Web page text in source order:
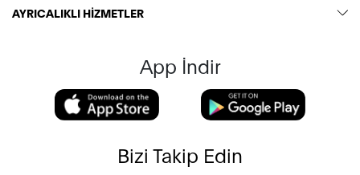
AYRICALIKLI HİZMETLER
App İndir
Bizi Takip Edin